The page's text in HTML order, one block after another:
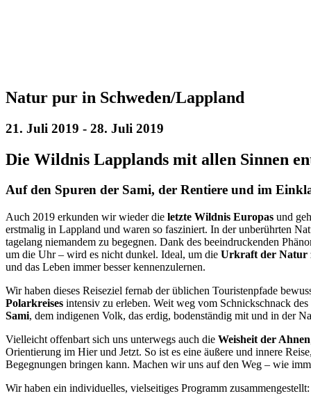
Natur pur in Schweden/Lappland
21. Juli 2019 - 28. Juli 2019
Die Wildnis Lapplands mit allen Sinnen
Auf den Spuren der Sami, der Rentiere und im
Auch 2019 erkunden wir wieder die letzte Wildnis Europas und
erstmalig in Lappland und waren so fasziniert. In der unberührten
tagelang niemandem zu begegnen. Dank des beeindruckenden
um die Uhr – wird es nicht dunkel. Ideal, um die Urkraft der Natur
und das Leben immer besser kennenzulernen.
Wir haben dieses Reiseziel fernab der üblichen Touristenpfade
Polarkreises intensiv zu erleben. Weit weg vom Schnickschnack
Sami, dem indigenen Volk, das erdig, bodenständig mit und in der
Vielleicht offenbart sich uns unterwegs auch die Weisheit der Ahnen
Orientierung im Hier und Jetzt. So ist es eine äußere und innere
Begegnungen bringen kann. Machen wir uns auf den Weg – wie
Wir haben ein individuelles, vielseitiges Programm zusammengestellt: